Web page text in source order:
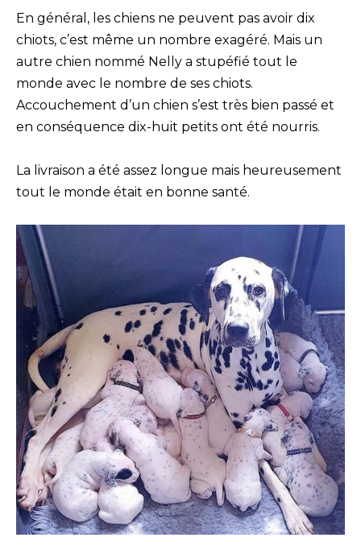
En général, les chiens ne peuvent pas avoir dix
chiots, c’est même un nombre exagéré. Mais un
autre chien nommé Nelly a stupéfié tout le
monde avec le nombre de ses chiots.
Accouchement d’un chien s’est très bien passé et
en conséquence dix-huit petits ont été nourris.
La livraison a été assez longue mais heureusement
tout le monde était en bonne santé.